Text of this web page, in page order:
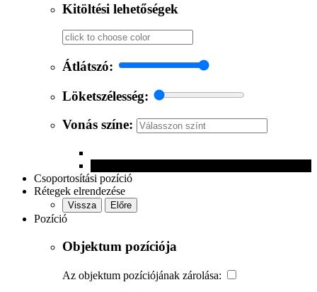
Kitöltési lehetőségek
Átlátszó:
Löketszélesség:
Vonás színe:
Csoportosítási pozíció
Rétegek elrendezése
Vissza Előre
Pozíció
Objektum pozíciója
Az objektum pozíciójának zárolása: